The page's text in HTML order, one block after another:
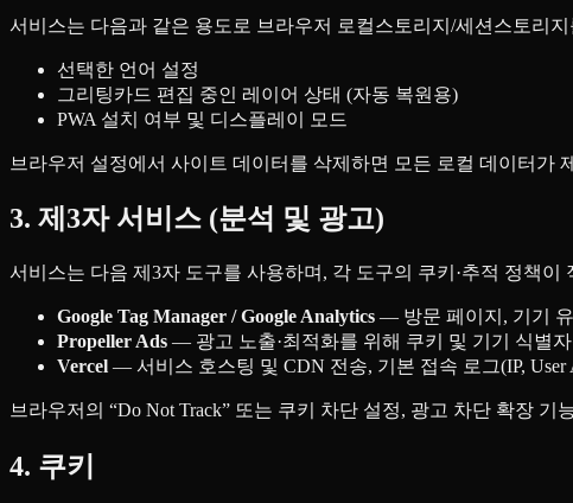
서비스는 다음과 같은 용도로 브라우저 로컬스토리지/세션스토리
선택한 언어 설정
그리팅카드 편집 중인 레이어 상태 (자동 복원용)
PWA 설치 여부 및 디스플레이 모드
브라우저 설정에서 사이트 데이터를 삭제하면 모든 로컬 데이터가
3. 제3자 서비스 (분석 및 광고)
서비스는 다음 제3자 도구를 사용하며, 각 도구의 쿠키·추적 정책이
Google Tag Manager / Google Analytics — 방문 페이지, 기기
Propeller Ads — 광고 노출·최적화를 위해 쿠키 및 기기 식별
Vercel — 서비스 호스팅 및 CDN 전송, 기본 접속 로그(IP,
브라우저의 “Do Not Track” 또는 쿠키 차단 설정, 광고 차단 확장
4. 쿠키